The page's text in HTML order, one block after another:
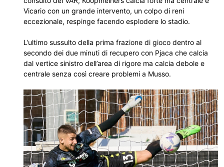
Vicario con un grande intervento, un colpo di reni
eccezionale, respinge facendo esplodere lo stadio.
L’ultimo sussulto della prima frazione di gioco dentro al
secondo dei due minuti di recupero con Pjaca che calcia
dal vertice sinistro dell’area di rigore ma calcia debole e
centrale senza così creare problemi a Musso.